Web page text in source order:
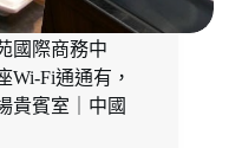
國際商務中
Wi-Fi通通有，
貴賓室｜中國